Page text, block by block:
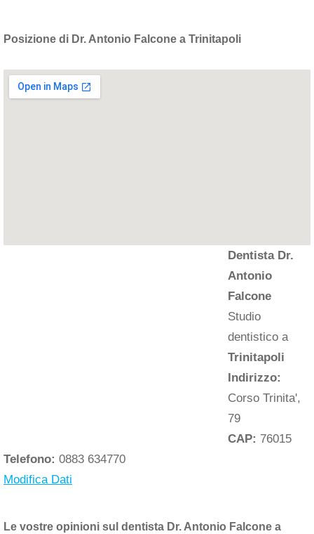
Posizione di Dr. Antonio Falcone a Trinitapoli
Dentista Dr.
Antonio
Falcone
Studio
dentistico a
Trinitapoli
Indirizzo:
Corso Trinita',
79
CAP: 76015
Telefono: 0883 634770
Modifica Dati
Le vostre opinioni sul dentista Dr. Antonio Falcone a